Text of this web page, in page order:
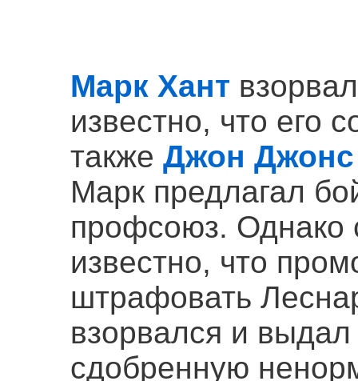
Марк Хант
известно, что его
также Джон Джонс
Марк предлагал
профсоюз. Однако
известно, что
штрафовать
взорвался и
сдобренную